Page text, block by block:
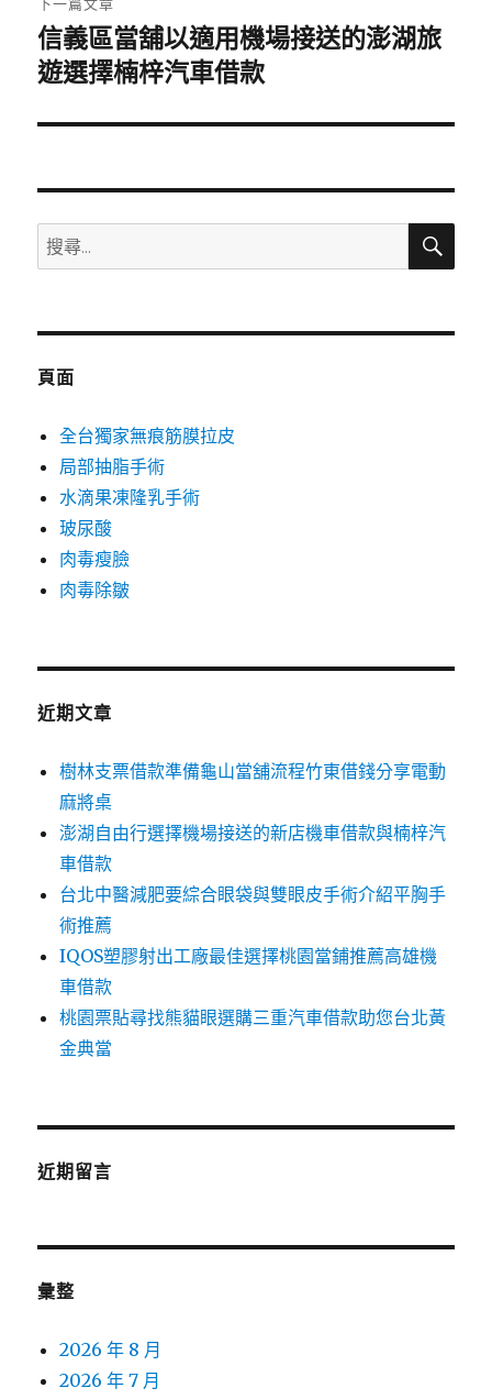
下
一
文
信義區當舖以適用機場接送的澎湖旅
遊選擇楠梓汽車借款
搜
尋
鍵
搜
頁面
全台獨家無痕筋膜拉皮
局部抽脂手術
水滴果凍隆乳手術
玻尿酸
肉毒瘦臉
肉毒除皺
近期文章
樹林支票借款準備龜山當舖流程竹東借錢分享電動
麻將桌
澎湖自由行選擇機場接送的新店機車借款與楠梓汽
車借款
台北中醫減肥要綜合眼袋與雙眼皮手術介紹平胸手
術推薦
IQOS塑膠射出工廠最佳選擇桃園當鋪推薦高雄機
車借款
桃園票貼尋找熊貓眼選購三重汽車借款助您台北黃
金典當
近期留言
彙整
2026 年 8 月
2026 年 7 月